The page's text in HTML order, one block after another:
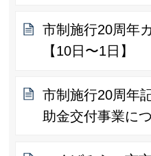
市制施行20周年
【10日〜1日】
市制施行20周年
助金交付事業に